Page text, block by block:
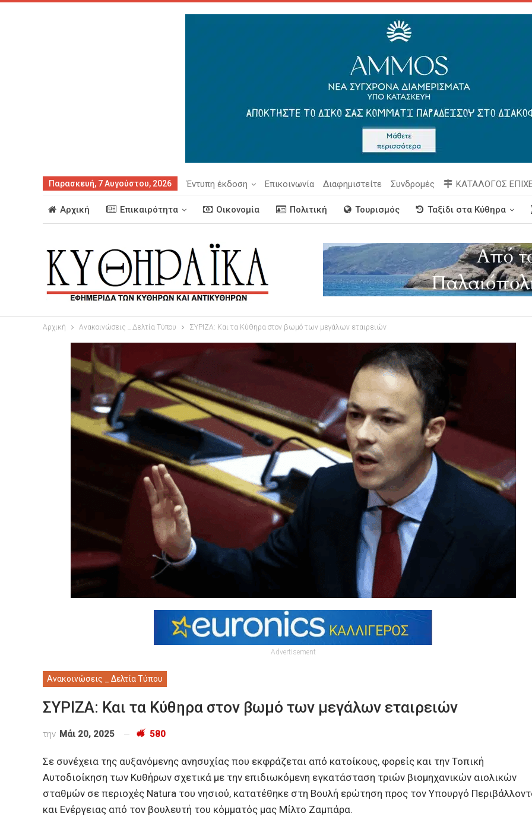
Παρασκευή, 7 Αυγούστου, 2026 Έντυπη έκδοση Επικοινωνία Διαφημιστείτε Συνδρομές ΚΑΤΑΛΟΓΟΣ
Αρχική Επικαιρότητα Οικονομία Πολιτική Τουρισμός Ταξίδι στα Κύθηρα
Αρχική Ανακοινώσεις _ Δελτία Τύπου ΣΥΡΙΖΑ: Και τα Κύθηρα στον βωμό των μεγάλων εταιρειών
Advertisement
Ανακοινώσεις _ Δελτία Τύπου
ΣΥΡΙΖΑ: Και τα Κύθηρα στον βωμό των μεγάλων εταιρειών
την Μάι 20, 2025 580
Σε συνέχεια της αυξανόμενης ανησυχίας που εκφράζεται από κατοίκους, φορείς και την Τοπική
Αυτοδιοίκηση των Κυθήρων σχετικά με την επιδιωκόμενη εγκατάσταση τριών βιομηχανικών αιολικών
σταθμών σε περιοχές Natura του νησιού, κατατέθηκε στη Βουλή ερώτηση προς τον Υπουργό
και Ενέργειας από τον βουλευτή του κόμματός μας Μίλτο Ζαμπάρα.